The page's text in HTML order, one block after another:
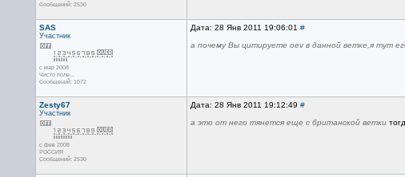
Сообщений: 2530
SAS
Участник
с мар 2008
Чисто поле...
Сообщений: 1072
Дата: 28 Янв 2011 19:06:01 #
а почему Вы цитируете oev в данной ветке,я тут
Zesty67
Участник
с фев 2008
РОССИЯ
Сообщений: 2530
Дата: 28 Янв 2011 19:12:49 #
а это от него тянется еще с британской ветки